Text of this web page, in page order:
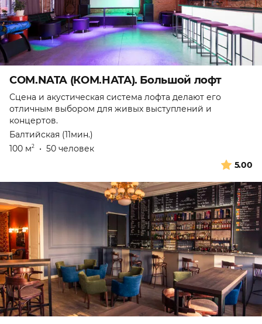
COM.NATA (КОМ.НАТА). Большой лофт
Сцена и акустическая система лофта делают его
отличным выбором для живых выступлений и
концертов.
Балтийская (11мин.)
100 м2 • 50 человек
5.00